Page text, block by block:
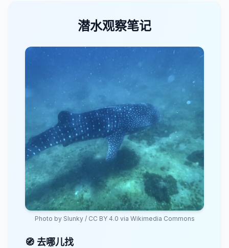
潜水观察笔记
Photo by Slunky/ CC BY 4.0 via Wikimedia Commons
🧭 去哪儿找